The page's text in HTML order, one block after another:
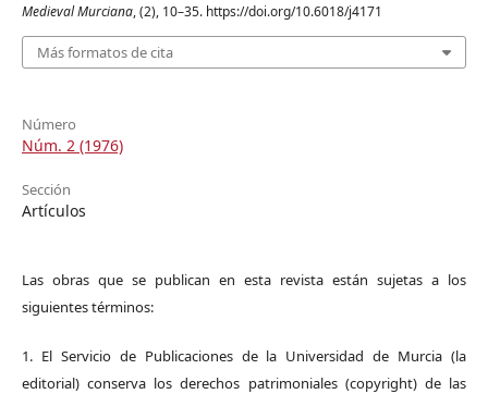
Medieval Murciana, (2), 10–35. https://doi.org/10.6018/j4171
Más formatos de cita
Número
Núm. 2 (1976)
Sección
Artículos
Las obras que se publican en esta revista están sujetas a los
siguientes términos:
1. El Servicio de Publicaciones de la Universidad de Murcia (la
editorial) conserva los derechos patrimoniales (copyright) de las